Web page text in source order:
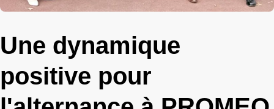
Une dynamique
positive pour